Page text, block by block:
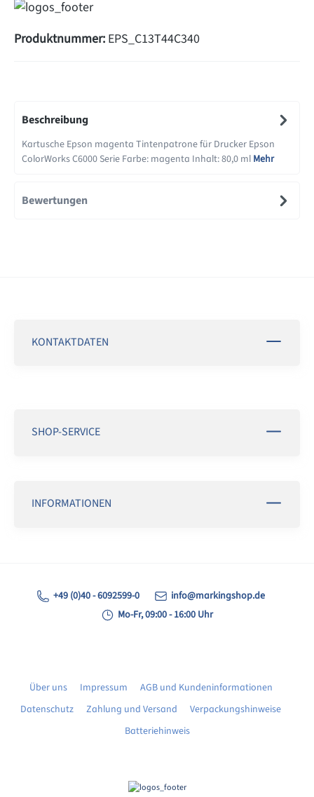
Produktnummer: EPS_C13T44C340
Beschreibung
Kartusche Epson magenta Tintenpatrone für Drucker Epson
ColorWorks C6000 Serie Farbe: magenta Inhalt: 80,0 ml Mehr
Bewertungen
KONTAKTDATEN
SHOP-SERVICE
INFORMATIONEN
+49 (0)40 - 6092599-0
info@markingshop.de
Mo-Fr, 09:00 - 16:00 Uhr
Über uns Impressum
AGB und Kundeninformationen
Datenschutz
Zahlung und Versand
Verpackungshinweise
Batteriehinweis